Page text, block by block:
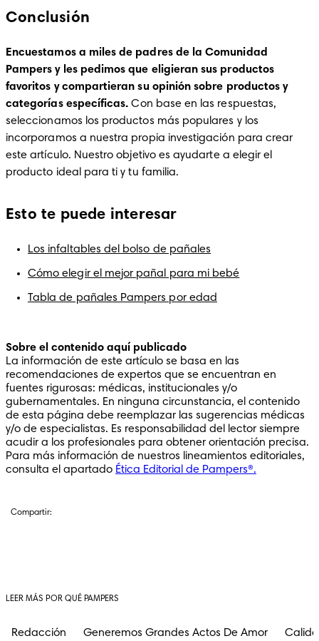
Conclusión
Encuestamos a miles de padres de la Comunidad
Pampers y les pedimos que eligieran sus productos
favoritos y compartieran su opinión sobre productos y
categorías específicas. Con base en las respuestas,
seleccionamos los productos más populares y los
incorporamos a nuestra propia investigación para crear
este artículo. Nuestro objetivo es ayudarte a elegir el
producto ideal para ti y tu familia.
Esto te puede interesar
Los infaltables del bolso de pañales
Cómo elegir el mejor pañal para mi bebé
Tabla de pañales Pampers por edad
Sobre el contenido aquí publicado
La información de este artículo se basa en las
recomendaciones de expertos que se encuentran en
fuentes rigurosas: médicas, institucionales y/o
gubernamentales. En ninguna circunstancia, el contenido
de esta página debe reemplazar las sugerencias médicas
y/o de especialistas. Es responsabilidad del lector siempre
acudir a los profesionales para obtener orientación precisa.
Para más información de nuestros lineamientos editoriales,
consulta el apartado Ética Editorial de Pampers®.
Compartir:
LEER MÁS POR QUÉ PAMPERS
Redacción Generemos Grandes Actos De Amor